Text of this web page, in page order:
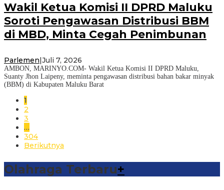
Wakil Ketua Komisi II DPRD Maluku
Soroti Pengawasan Distribusi BBM
di MBD, Minta Cegah Penimbunan
Parlemen Juli 7, 2026
AMBON, MARINYO.COM- Wakil Ketua Komisi II DPRD Maluku,
Suanty Jhon Laipeny, meminta pengawasan distribusi bahan bakar minyak
(BBM) di Kabupaten Maluku Barat
1
2
3
…
304
Berikutnya
Olahraga Terbaru+